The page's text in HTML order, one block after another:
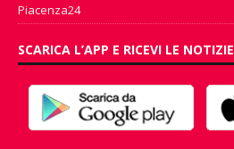
Piacenza24
SCARICA L’APP E RICEVI LE NOTIZIE